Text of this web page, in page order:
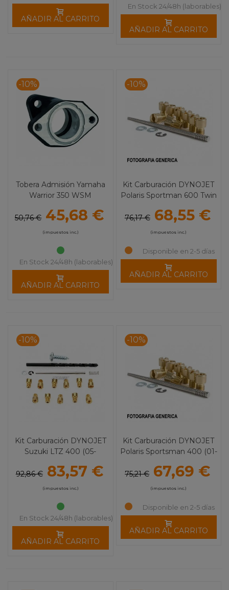
AÑADIR AL CARRITO
En Stock 24/48h (laborables)
AÑADIR AL CARRITO
-10%
Tobera Admisión Yamaha
Warrior 350 WSM
50,76 € 45,68 €
(impuestos inc.)
En Stock 24/48h (laborables)
AÑADIR AL CARRITO
-10%
Kit Carburación DYNOJET
Polaris Sportman 600 Twin
76,17 € 68,55 €
(impuestos inc.)
Disponible en 2-5 días
AÑADIR AL CARRITO
-10%
Kit Carburación DYNOJET
Suzuki LTZ 400 (05-
92,86 € 83,57 €
(impuestos inc.)
En Stock 24/48h (laborables)
AÑADIR AL CARRITO
-10%
Kit Carburación DYNOJET
Polaris Sportsman 400 (01-
75,21 € 67,69 €
(impuestos inc.)
Disponible en 2-5 días
AÑADIR AL CARRITO